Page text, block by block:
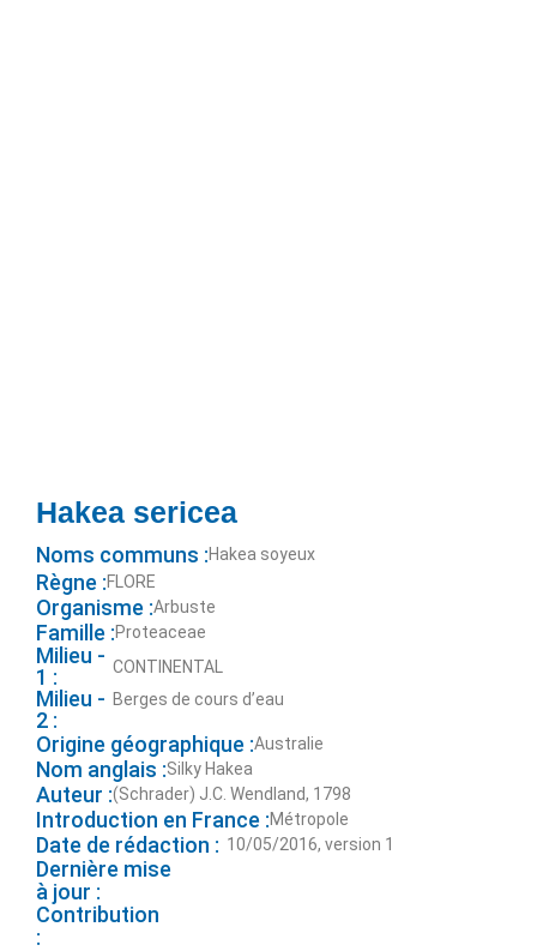
Hakea sericea
Noms communs :Hakea soyeux
Règne :FLORE
Organisme :Arbuste
Famille :Proteaceae
Milieu -
1 :
CONTINENTAL
Milieu -
2 :
Berges de cours d’eau
Origine géographique :Australie
Nom anglais :Silky Hakea
Auteur :(Schrader) J.C. Wendland, 1798
Introduction en France :Métropole
Date de rédaction : 10/05/2016, version 1
Dernière mise
à jour :
Contribution
: